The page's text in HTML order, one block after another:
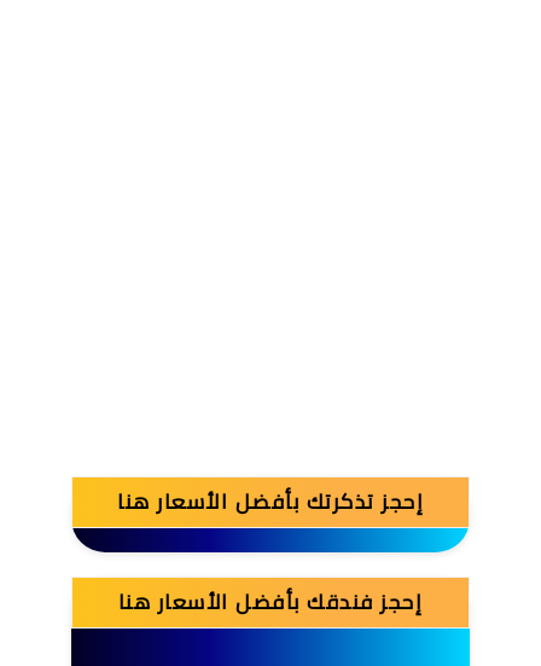
إحجز تذكرتك بأفضل الأسعار هنا
إحجز فندقك بأفضل الأسعار هنا